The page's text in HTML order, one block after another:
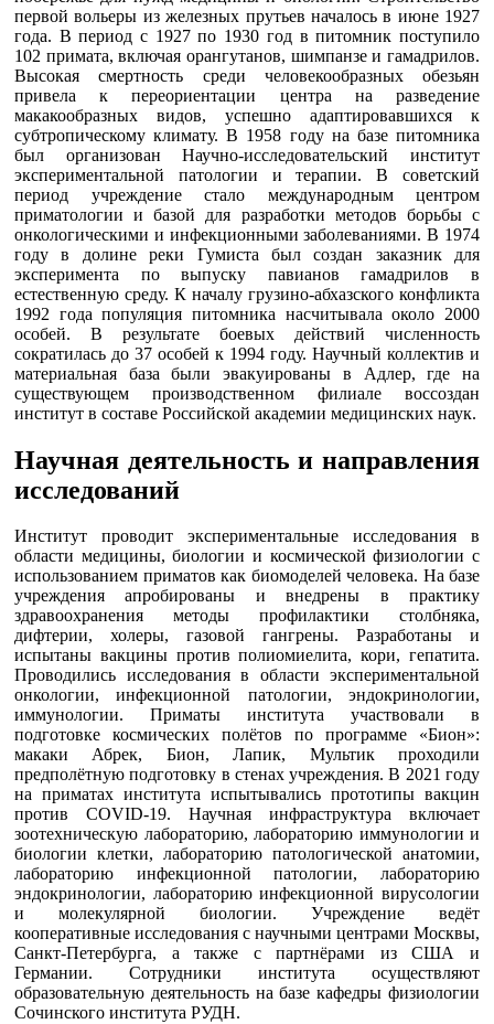
первой вольеры из железных прутьев началось в июне 1927
года. В период с 1927 по 1930 год в питомник поступило
102 примата, включая орангутанов, шимпанзе и гамадрилов.
Высокая смертность среди человекообразных обезьян
привела к переориентации центра на разведение
макакообразных видов, успешно адаптировавшихся к
субтропическому климату. В 1958 году на базе питомника
был организован Научно-исследовательский институт
экспериментальной патологии и терапии. В советский
период учреждение стало международным центром
приматологии и базой для разработки методов борьбы с
онкологическими и инфекционными заболеваниями. В 1974
году в долине реки Гумиста был создан заказник для
эксперимента по выпуску павианов гамадрилов в
естественную среду. К началу грузино-абхазского конфликта
1992 года популяция питомника насчитывала около 2000
особей. В результате боевых действий численность
сократилась до 37 особей к 1994 году. Научный коллектив и
материальная база были эвакуированы в Адлер, где на
существующем производственном филиале воссоздан
институт в составе Российской академии медицинских наук.
Научная деятельность и направления
исследований
Институт проводит экспериментальные исследования в
области медицины, биологии и космической физиологии с
использованием приматов как биомоделей человека. На базе
учреждения апробированы и внедрены в практику
здравоохранения методы профилактики столбняка,
дифтерии, холеры, газовой гангрены. Разработаны и
испытаны вакцины против полиомиелита, кори, гепатита.
Проводились исследования в области экспериментальной
онкологии, инфекционной патологии, эндокринологии,
иммунологии. Приматы института участвовали в
подготовке космических полётов по программе «Бион»:
макаки Абрек, Бион, Лапик, Мультик проходили
предполётную подготовку в стенах учреждения. В 2021 году
на приматах института испытывались прототипы вакцин
против COVID-19. Научная инфраструктура включает
зоотехническую лабораторию, лабораторию иммунологии и
биологии клетки, лабораторию патологической анатомии,
лабораторию инфекционной патологии, лабораторию
эндокринологии, лабораторию инфекционной вирусологии
и молекулярной биологии. Учреждение ведёт
кооперативные исследования с научными центрами Москвы,
Санкт-Петербурга, а также с партнёрами из США и
Германии. Сотрудники института осуществляют
образовательную деятельность на базе кафедры физиологии
Сочинского института РУДН.